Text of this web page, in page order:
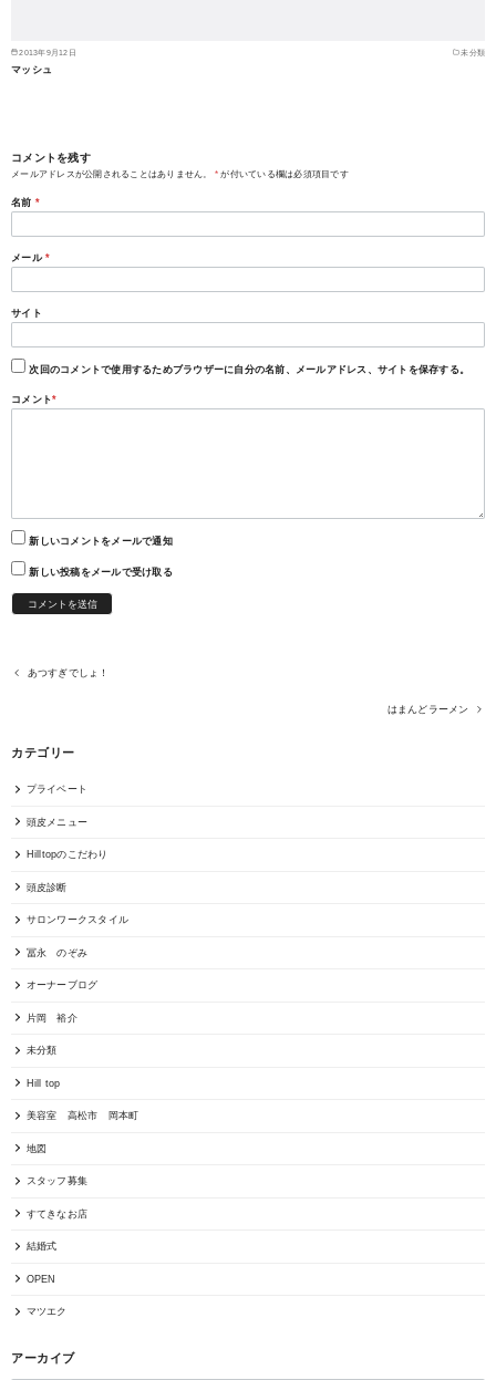
2013年9月12日 未分類
マッシュ
コメントを残す
メールアドレスが公開されることはありません。 * が付いている欄は必須項目です
名前 *
メール *
サイト
次回のコメントで使用するためブラウザーに自分の名前、メールアドレス、サイトを保存する。
コメント*
新しいコメントをメールで通知
新しい投稿をメールで受け取る
あつすぎでしょ！
はまんどラーメン
カテゴリー
プライベート
頭皮メニュー
Hilltopのこだわり
頭皮診断
サロンワークスタイル
冨永 のぞみ
オーナーブログ
片岡 裕介
未分類
Hill top
美容室 高松市 岡本町
地図
スタッフ募集
すてきなお店
結婚式
OPEN
マツエク
アーカイブ